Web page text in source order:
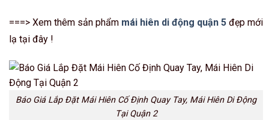
===> Xem thêm sản phẩm mái hiên di động quận 5 đẹp mới
lạ tại đây !
Báo Giá Lắp Đặt Mái Hiên Cố Định Quay Tay, Mái Hiên Di Động
Tại Quận 2